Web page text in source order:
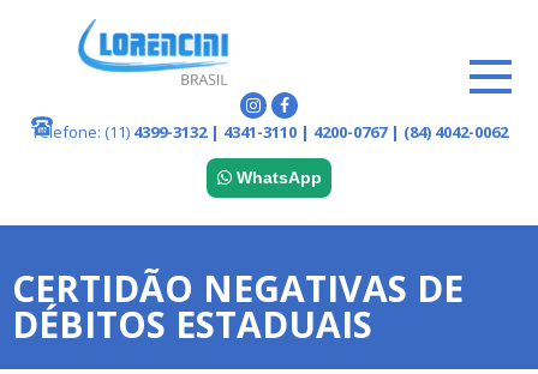
Telefone: (11) 4399-3132 | 4341-3110 | 4200-0767 | (84) 4042-0062
WhatsApp
CERTIDÃO NEGATIVAS DE
DÉBITOS ESTADUAIS